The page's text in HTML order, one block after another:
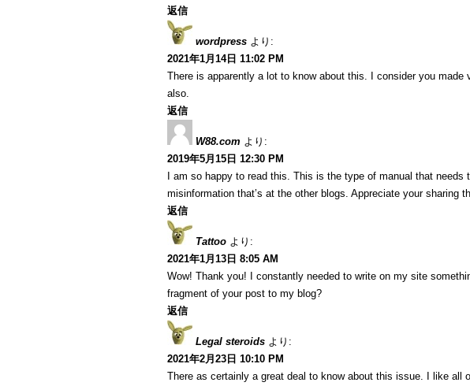
返信
wordpress より:
2021年1月14日 11:02 PM
There is apparently a lot to know about this. I consider you made
also.
返信
W88.com より:
2019年5月15日 12:30 PM
I am so happy to read this. This is the type of manual that needs
misinformation that’s at the other blogs. Appreciate your sharing
返信
Tattoo より:
2021年1月13日 8:05 AM
Wow! Thank you! I constantly needed to write on my site
fragment of your post to my blog?
返信
Legal steroids より:
2021年2月23日 10:10 PM
There as certainly a great deal to know about this issue. I like all